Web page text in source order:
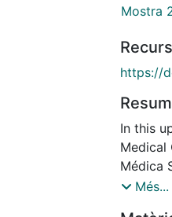
Mostra
https://
Resum
In this
Medical
Médica SEOM) and the Spanish Society of Pathology
Més...